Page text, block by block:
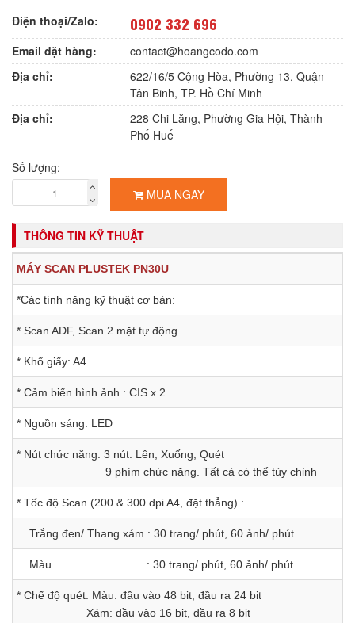
Điện thoại/Zalo: 0902 332 696
Email đặt hàng:
contact@hoangcodo.com
Địa chỉ:
622/16/5 Cộng Hòa, Phường 13, Quận
Tân Binh, TP. Hồ Chí Minh
Địa chỉ:
228 Chi Lăng, Phường Gia Hội, Thành
Phố Huế
Số lượng:
MUA NGAY
THÔNG TIN KỸ THUẬT
MÁY SCAN PLUSTEK PN30U
*Các tính năng kỹ thuật cơ bản:
* Scan ADF, Scan 2 mặt tự động
* Khổ giấy: A4
* Cảm biến hình ảnh : CIS x 2
* Nguồn sáng: LED
* Nút chức năng: 3 nút: Lên, Xuống, Quét
9 phím chức năng. Tất cả có thể tùy chỉnh
* Tốc độ Scan (200 & 300 dpi A4, đặt thẳng) :
Trắng đen/ Thang xám : 30 trang/ phút, 60 ảnh/ phút
Màu : 30 trang/ phút, 60 ảnh/ phút
* Chế độ quét: Màu: đầu vào 48 bit, đầu ra 24 bit
Xám: đầu vào 16 bit, đầu ra 8 bit